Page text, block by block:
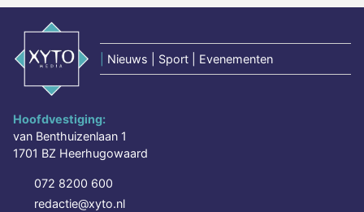
Nieuws | Sport | Evenementen
Hoofdvestiging:
van Benthuizenlaan 1
1701 BZ Heerhugowaard
072 8200 600
redactie@xyto.nl